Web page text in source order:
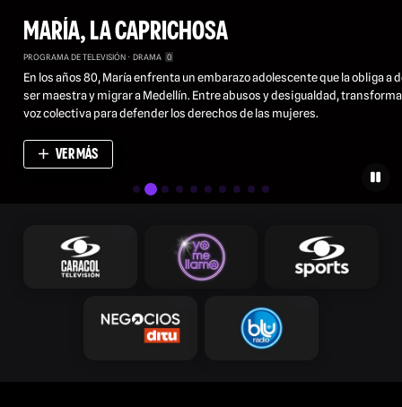
MARÍA, LA CAPRICHOSA
PROGRAMA DE TELEVISIÓN DRAMA 0
En los años 80, María enfrenta un embarazo adolescente que la obliga a
ser maestra y migrar a Medellín. Entre abusos y desigualdad,
voz colectiva para defender los derechos de las mujeres.
VER MÁS